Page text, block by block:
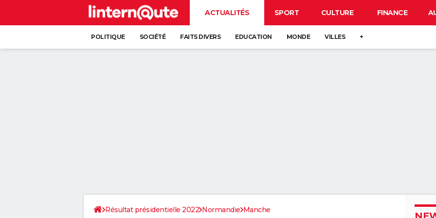
ACTUALITÉS SPORT CULTURE FINANCE
POLITIQUE SOCIÉTÉ FAITS DIVERS EDUCATION MONDE VILLES +
Résultat présidentielle 2022 Normandie Manche